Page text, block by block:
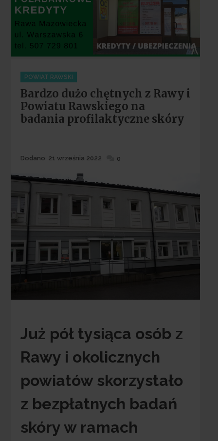
Categories
POWIAT RAWSKI
Bardzo dużo chętnych z Rawy i
Powiatu Rawskiego na
badania profilaktyczne skóry
Dodane
Dodano 21 września 2022 0
Już pół tysiąca osób z
Rawy i okolicznych
powiatów skorzystało
z bezpłatnych badań
skóry w ramach